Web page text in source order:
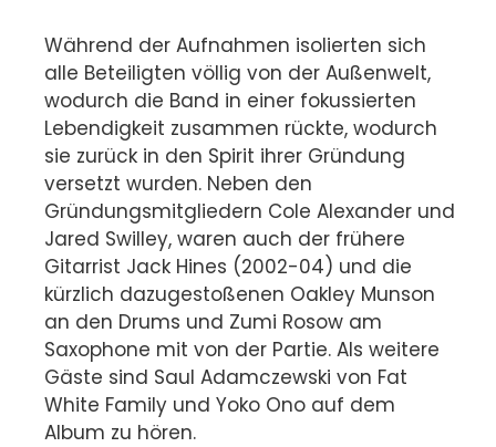
Während der Aufnahmen isolierten sich
alle Beteiligten völlig von der Außenwelt,
wodurch die Band in einer fokussierten
Lebendigkeit zusammen rückte, wodurch
sie zurück in den Spirit ihrer Gründung
versetzt wurden. Neben den
Gründungsmitgliedern Cole Alexander und
Jared Swilley, waren auch der frühere
Gitarrist Jack Hines (2002-04) und die
kürzlich dazugestoßenen Oakley Munson
an den Drums und Zumi Rosow am
Saxophone mit von der Partie. Als weitere
Gäste sind Saul Adamczewski von Fat
White Family und Yoko Ono auf dem
Album zu hören.